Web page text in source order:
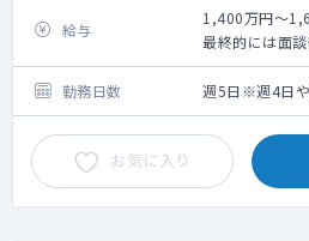
外来・訪問診
コマ数に関し
他、診療所所
する可能性が
午前外来：週4
訪問診療：週3
現在レセプト
給与
1,400万円～
最終的には面談
勤務日数 週5日※週4日
お気に入り